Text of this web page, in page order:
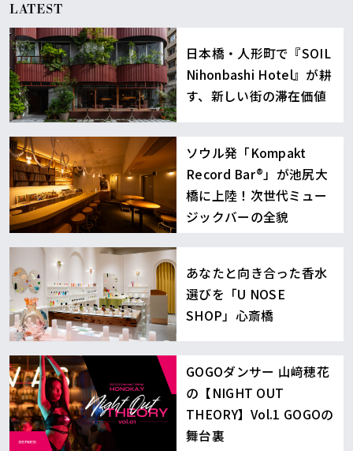
LATEST
日本橋・人形町で『SOIL
Nihonbashi Hotel』が耕
す、新しい街の滞在価値
ソウル発「Kompakt
Record Bar®︎」が池尻大
橋に上陸！次世代ミュー
ジックバーの全貌
あなたと向き合った香水
選びを「U NOSE
SHOP」心斎橋
GOGOダンサー 山﨑穂花
の【NIGHT OUT
THEORY】Vol.1 GOGOの
舞台裏